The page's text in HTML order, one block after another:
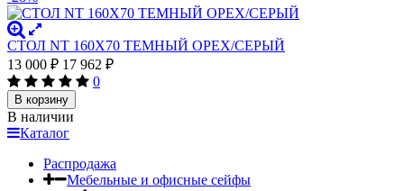
СТОЛ NT 160X70 ТЕМНЫЙ ОРЕХ/СЕРЫЙ
13 000 ₽ 17 962 ₽
0
В корзину
В наличии
Каталог
Распродажа
Мебельные и офисные сейфы